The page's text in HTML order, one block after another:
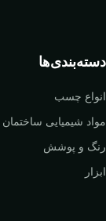
دسته‌بندی‌ها
انواع چسب
مواد شیمیایی ساختمان
رنگ و پوشش
ابزار